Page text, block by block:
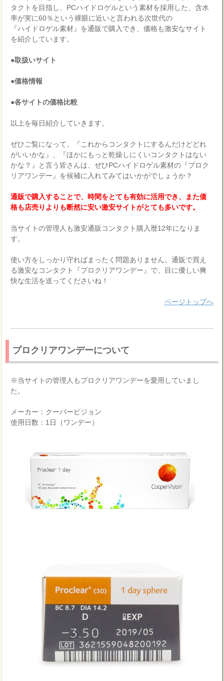
タクトを目指し、PCハイドロゲルという素材を採用した、含水
率が実に60％という裸眼に近いと言われる次世代の
『ハイドロゲル素材』を通販で購入でき、価格も激安なサイト
を紹介しています。
●取扱いサイト
●価格情報
●各サイトの価格比較
以上を毎日紹介していきます。
ぜひご覧になって、『これからコンタクトにするんだけどどれ
がいいかな』、『ほかにもっと乾燥しにくいコンタクトはない
かな？』と言う皆さんは、ぜひPCハイドロゲル素材の『プロク
リアワンデー』を候補に入れてみてはいかがでしょうか？
通販で購入することで、時間をとても有効に活用でき、また価
格も店売りよりも断然に安い激安サイトがとても多いです。
当サイトの管理人も激安通販コンタクト購入暦12年になりま
す。
使い方をしっかり守ればまったく問題ありません。通販で買え
る激安なコンタクト『プロクリアワンデー』で、目に優しい爽
快な生活を送ってくださいね！
ページトップへ
プロクリアワンデーについて
※当サイトの管理人もプロクリアワンデーを愛用していまし
た。
メーカー：クーパービジョン
使用日数：1日（ワンデー）